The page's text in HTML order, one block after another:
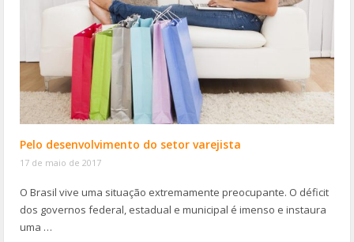
Pelo desenvolvimento do setor varejista
17 de maio de 2017
O Brasil vive uma situação extremamente preocupante. O déficit
dos governos federal, estadual e municipal é imenso e instaura
uma …